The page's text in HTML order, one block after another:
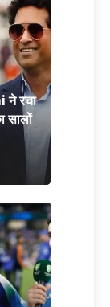
ने रचा
सालों